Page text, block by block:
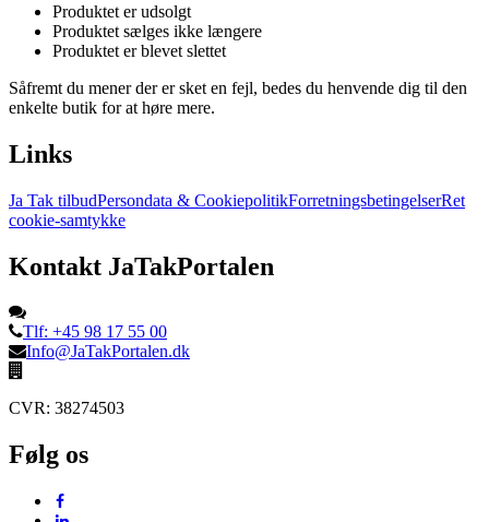
Produktet er udsolgt
Produktet sælges ikke længere
Produktet er blevet slettet
Såfremt du mener der er sket en fejl, bedes du henvende dig til den
enkelte butik for at høre mere.
Links
Ja Tak tilbudPersondata & CookiepolitikForretningsbetingelserRet
cookie-samtykke
Kontakt JaTakPortalen
Tlf: +45 98 17 55 00
Info@JaTakPortalen.dk
CVR: 38274503
Følg os